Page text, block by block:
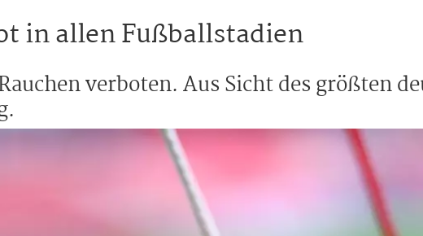
in allen Fußballstadien
verboten. Aus Sicht des größten